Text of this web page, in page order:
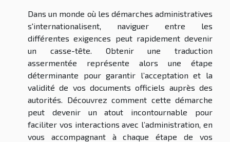
Dans un monde où les démarches administratives
s'internationalisent, naviguer entre les
différentes exigences peut rapidement devenir
un casse-tête. Obtenir une traduction
assermentée représente alors une étape
déterminante pour garantir l’acceptation et la
validité de vos documents officiels auprès des
autorités. Découvrez comment cette démarche
peut devenir un atout incontournable pour
faciliter vos interactions avec l’administration, en
vous accompagnant à chaque étape de vos